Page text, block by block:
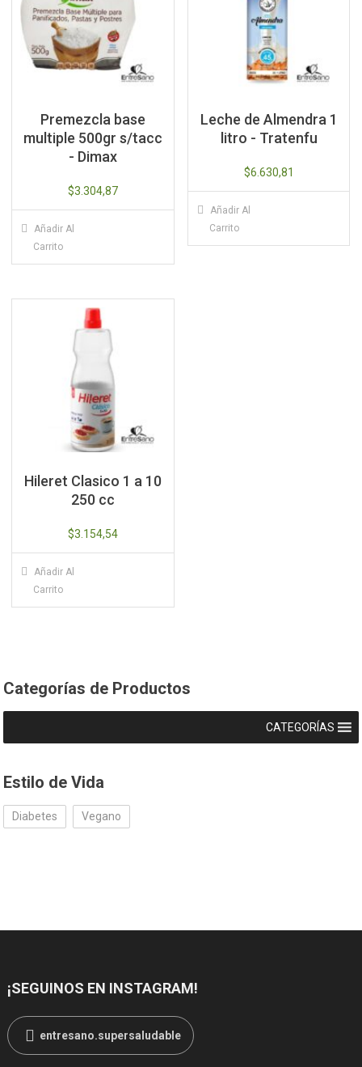
Premezcla base
multiple 500gr s/tacc
- Dimax
$3.304,87
Añadir Al
Carrito
Leche de Almendra 1
litro - Tratenfu
$6.630,81
Añadir Al
Carrito
Hileret Clasico 1 a 10
250 cc
$3.154,54
Añadir Al
Carrito
Categorías de Productos
CATEGORÍAS
Estilo de Vida
Diabetes Vegano
¡SEGUINOS EN INSTAGRAM!
entresano.supersaludable